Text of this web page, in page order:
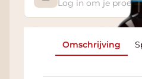
Log in om je
Omschrijving